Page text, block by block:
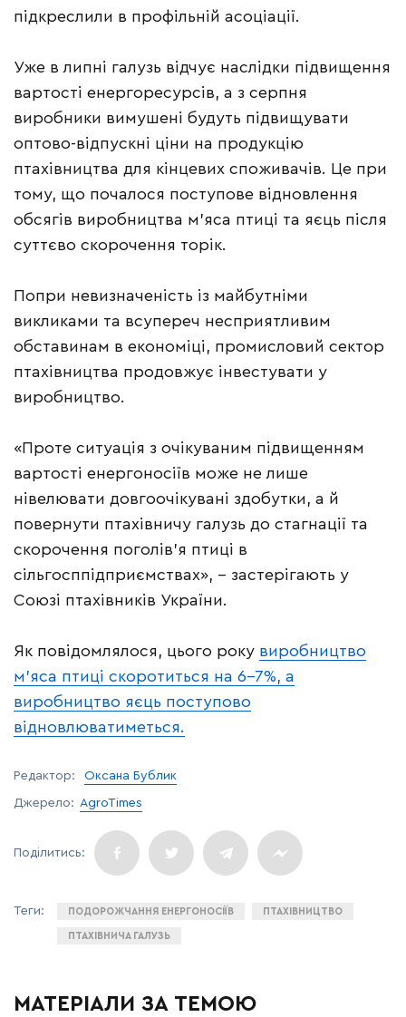
підкреслили в профільній асоціації.
Уже в липні галузь відчує наслідки підвищення
вартості енергоресурсів, а з серпня
виробники вимушені будуть підвищувати
оптово-відпускні ціни на продукцію
птахівництва для кінцевих споживачів. Це при
тому, що почалося поступове відновлення
обсягів виробництва м’яса птиці та яєць після
суттєво скорочення торік.
Попри невизначеність із майбутніми
викликами та всупереч несприятливим
обставинам в економіці, промисловий сектор
птахівництва продовжує інвестувати у
виробництво.
«Проте ситуація з очікуваним підвищенням
вартості енергоносіїв може не лише
нівелювати довгоочікувані здобутки, а й
повернути птахівничу галузь до стагнації та
скорочення поголів’я птиці в
сільгосппідприємствах», – застерігають у
Союзі птахівників України.
Як повідомлялося, цього року виробництво
м’яса птиці скоротиться на 6-7%, а
виробництво яєць поступово
відновлюватиметься.
Редактор: Оксана Бублик
Джерело: AgroTimes
ПОДОРОЖЧАННЯ ЕНЕРГОНОСІЇВ ПТАХІВНИЦТВО
ПТАХІВНИЧА ГАЛУЗЬ
МАТЕРІАЛИ ЗА ТЕМОЮ